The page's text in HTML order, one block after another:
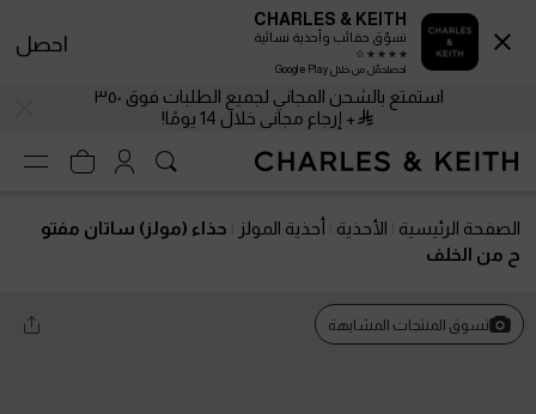
استمتع بالشحن المجاني لجميع الطلبات فوق ٣٥٠
+ إرجاع مجاني خلال 14 يومًا!
الصفحة الرئيسية الأحذية أحذية المولز
حذاء (مولز) ساتان مفتو
ح من الخلف
تسوق المنتجات المشابهة
CHARLES & KEITH
تسوّق حقائب وأحذية نسائية
احصلحمّل من خلال Google Play
احصل